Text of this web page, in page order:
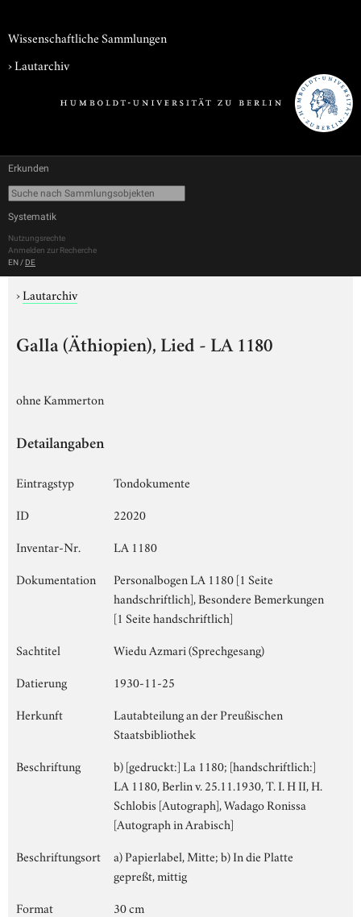
Wissenschaftliche Sammlungen
›Lautarchiv
Erkunden
Systematik
Nutzungsrechte
Anmelden zur Recherche
EN / DE
›Lautarchiv
Galla (Äthiopien), Lied - LA 1180
ohne Kammerton
Detailangaben
Eintragstyp
Tondokumente
ID
22020
Inventar-Nr.
LA 1180
Dokumentation
Personalbogen LA 1180 [1 Seite
handschriftlich], Besondere Bemerkungen
[1 Seite handschriftlich]
Sachtitel
Wiedu Azmari (Sprechgesang)
Datierung
1930-11-25
Herkunft
Lautabteilung an der Preußischen
Staatsbibliothek
Beschriftung
b) [gedruckt:] La 1180; [handschriftlich:]
LA 1180, Berlin v. 25.11.1930, T. I. H II, H.
Schlobis [Autograph], Wadago Ronissa
[Autograph in Arabisch]
Beschriftungsort
a) Papierlabel, Mitte; b) In die Platte
gepreßt, mittig
Format
30 cm